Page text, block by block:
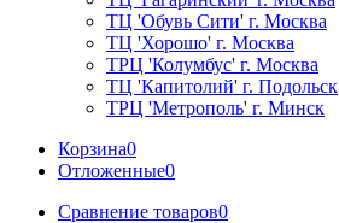
ТЦ 'Обувь Сити' г. Москва
ТЦ 'Хорошо' г. Москва
ТРЦ 'Колумбус' г. Москва
ТЦ 'Капитолий' г. Подольск
ТРЦ 'Метрополь' г. Минск
Корзина0
Отложенные0
Сравнение товаров0